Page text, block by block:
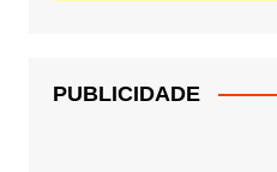
PUBLICIDADE